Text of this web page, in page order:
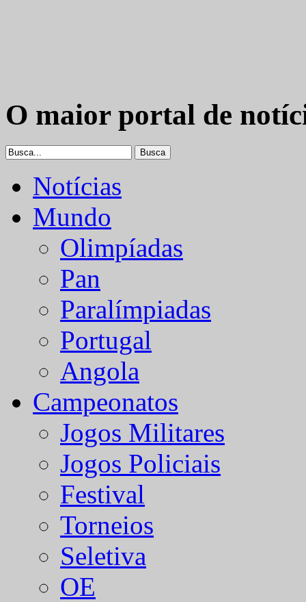
O maior portal de
Notícias
Mundo
Olimpíadas
Pan
Paralímpiadas
Portugal
Angola
Campeonatos
Jogos Militares
Jogos Policiais
Festival
Torneios
Seletiva
OE